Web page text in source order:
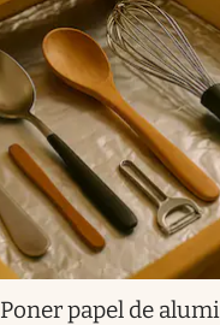
Poner papel de